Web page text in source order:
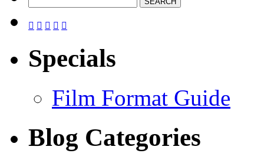
    
Specials
Film Format Guide
Blog Categories